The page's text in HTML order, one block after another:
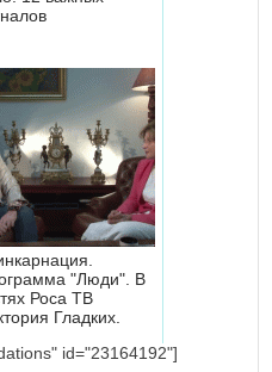
"Люди". В
Роса ТВ
Гладких.
id="23164192"]